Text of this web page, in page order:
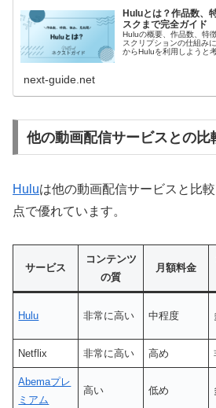
Huluとは？作品数、
スクまで完全ガイド
Huluの概要、作品数、特
スクリプションの仕組み
からHuluを利用しようと
next-guide.net
他の動画配信サービスとの比
Huluは他の動画配信サービスと比
点で優れています。
サービス
コンテンツ
の質
月額料金
Hulu 非常に高い 中程度
Netflix 非常に高い 高め
Abemaプレ
ミアム
高い 低め